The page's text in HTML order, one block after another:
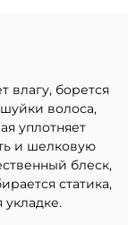
влагу, борется
волоса,
уплотняет
и шелковую
блеск,
статика,